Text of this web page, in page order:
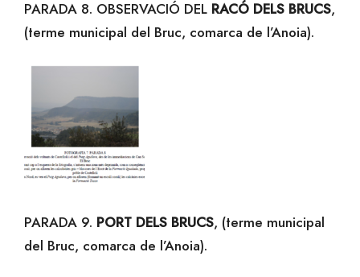
PARADA 8. OBSERVACIÓ DEL RACÓ DELS BRUCS,
(terme municipal del Bruc, comarca de l’Anoia).
PARADA 9. PORT DELS BRUCS, (terme municipal
del Bruc, comarca de l’Anoia).